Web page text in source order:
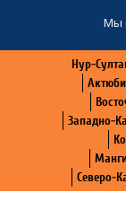
Мы
Нур-
Западно-
Северо-